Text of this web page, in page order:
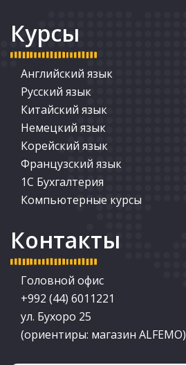
Курсы
Английский язык
Русский язык
Китайский язык
Немецкий язык
Корейский язык
Французский язык
1С Бухгалтерия
Компьютерные курсы
Контакты
Головной офис
+992 (44) 6011221
ул. Бухоро 25
(ориентиры: магазин ALFEMO)